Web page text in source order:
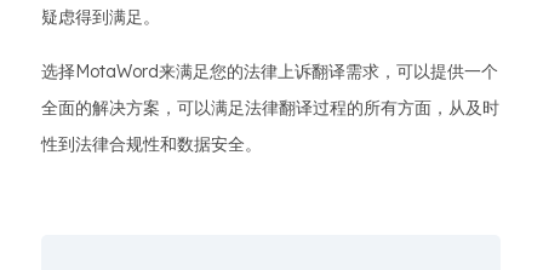
疑虑得到满足。
选择MotaWord来满足您的法律上诉翻译需求，可以提供一个
全面的解决方案，可以满足法律翻译过程的所有方面，从及时
性到法律合规性和数据安全。